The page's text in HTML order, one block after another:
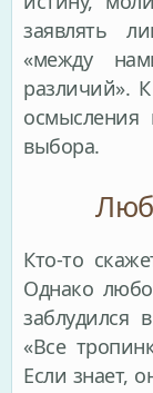
заявлять
«между
различий».
осмысления
выбора.
Кто-то
Однако
заблудился
«Все
Если знает,